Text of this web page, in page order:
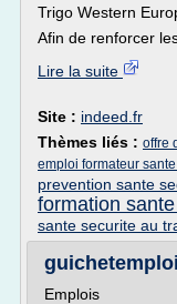
Trigo Western
Afin de renforcer
Lire la suite
Site : indeed.fr
Thèmes liés : offre
emploi formateur
prevention sante
formation
sante securite au
Emplois